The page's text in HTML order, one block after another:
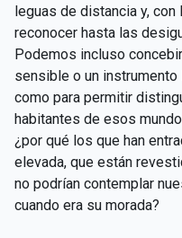
leguas de distancia y, con
reconocer hasta las
Podemos incluso
sensible o un
como para permitir
habitantes de esos
¿por qué los que han
elevada, que están
no podrían contemplar
cuando era su morada?